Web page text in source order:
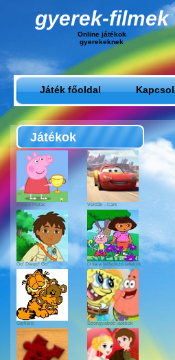
gyerek-filmek
Online játékok
gyerekeknek
Játék főoldal
Játékok
Peppa malac Verdák - Cars
Go! Diego! Go! Dóra a felfedező játékok
Garfield Spongyabob játékok